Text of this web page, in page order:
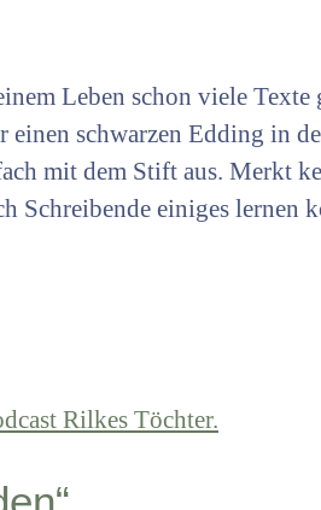
Leben schon viele Texte
schwarzen Edding in
mit dem Stift aus. Merkt
Schreibende einiges lernen